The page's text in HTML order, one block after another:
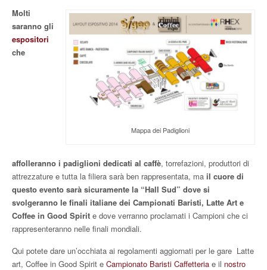
Mappa dei Padiglioni
Molti
saranno gli
espositori
che
affolleranno i padiglioni dedicati al caffè, torrefazioni, produttori di
attrezzature e tutta la filiera sarà ben rappresentata, ma il cuore di
questo evento sarà sicuramente la “Hall Sud” dove si
svolgeranno le finali italiane dei Campionati Baristi, Latte Art e
Coffee in Good Spirit e dove verranno proclamati i Campioni che ci
rappresenteranno nelle finali mondiali.
Qui potete dare un’occhiata ai regolamenti aggiornati per le gare Latte
art, Coffee in Good Spirit e Campionato Baristi Caffetteria e il nostro